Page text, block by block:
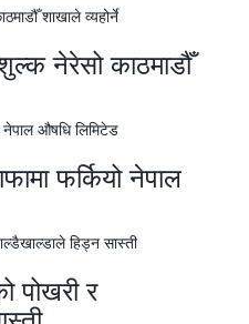
नेरेसो काठमाडौँ
फर्कियो नेपाल
पोखरी र